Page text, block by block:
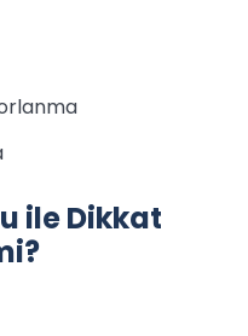
ile Dikkat